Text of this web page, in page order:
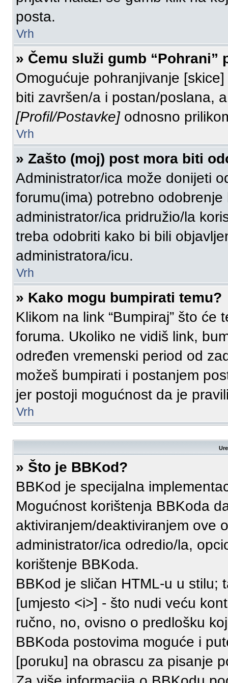
posta.
Vrh
» Čemu služi gumb
Omogućuje pohranjivanje
biti završen/a i postan/poslana,
[Profil/Postavke]odnosno
Vrh
» Zašto (moj) post mora biti
Administrator/ica može donijeti
forumu(ima) potrebno
administrator/ica pridružio/la
treba odobriti kako bi bili
administratora/icu.
Vrh
» Kako mogu bumpirati temu?
Klikom na link “Bumpiraj” što
foruma. Ukoliko ne vidiš link,
određen vremenski period od
možeš bumpirati i postanjem
jer postoji mogućnost da je
Vrh
» Što je BBKod?
BBKod je specijalna
Mogućnost korištenja BBKoda
aktiviranjem/deaktiviranjem ove
administrator/ica odredio/la,
korištenje BBKoda.
BBKod je sličan HTML-u u stilu;
[umjesto <i>] - što nudi veću
ručno, no, ovisno o predlošku
BBKoda postovima moguće i
[poruku] na obrascu za pisanje